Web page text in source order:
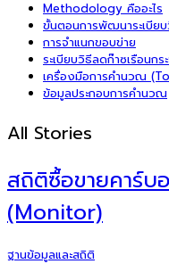
Methodology คืออะไร
ขั้นตอนการพัฒนาระเบีย
การจำแนกขอบข่าย
ระเบียบวิธีลดก๊าซเรือนกร
เครื่องมือการคำนวณ
ข้อมูลประกอบการคำนวณ
All Stories
สถิติซื้อขายคาร์บ
(Monitor)
ฐานข้อมูลและสถิติ